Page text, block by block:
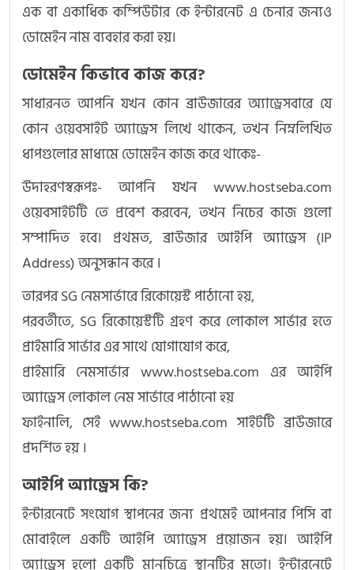
এক বা একাধিক কম্পিউটার কে ইন্টারনেট এ চেনার জন্যও
ডোমেইন নাম ব্যবহার করা হয়।
ডোমেইন কিভাবে কাজ করে?
সাধারনত আপনি যখন কোন ব্রাউজারের অ্যাড্রেসবারে যে
কোন ওয়েবসাইট অ্যাড্রেস লিখে থাকেন, তখন নিম্নলিখিত
ধাপগুলোর মাধ্যমে ডোমেইন কাজ করে থাকেঃ-
উদাহরণস্বরূপঃ- আপনি যখন www.hostseba.com
ওয়েবসাইটটি তে প্রবেশ করবেন, তখন নিচের কাজ গুলো
সম্পাদিত হবে। প্রথমত, ব্রাউজার আইপি অ্যাড্রেস (IP
Address) অনুসন্ধান করে ।
তারপর SG নেমসার্ভারে রিকোয়েস্ট পাঠানো হয়,
পরবর্তীতে, SG রিকোয়েস্টটি গ্রহণ করে লোকাল সার্ভার হতে
প্রাইমারি সার্ভার এর সাথে যোগাযোগ করে,
প্রাইমারি নেমসার্ভার www.hostseba.com এর আইপি
অ্যাড্রেস লোকাল নেম সার্ভারে পাঠানো হয়
ফাইনালি, সেই www.hostseba.com সাইটটি ব্রাউজারে
প্রদর্শিত হয় ।
আইপি অ্যাড্রেস কি?
ইন্টারনেটে সংযোগ স্থাপনের জন্য প্রথমেই আপনার পিসি বা
মোবাইলে একটি আইপি অ্যাড্রেস প্রয়োজন হয়। আইপি
অ্যাড্রেস হলো একটি মানচিত্রে স্থানটির মতো। ইন্টারনেটে